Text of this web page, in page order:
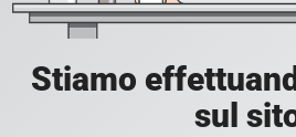
Stiamo
sul